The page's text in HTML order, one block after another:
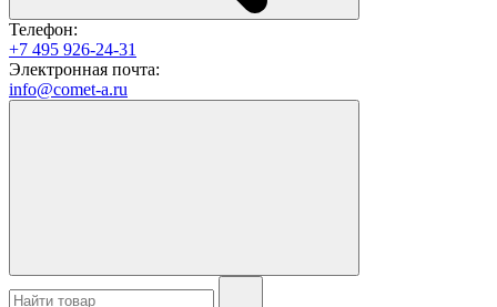
Телефон:
+7 495 926-24-31
Электронная почта:
info@comet-a.ru